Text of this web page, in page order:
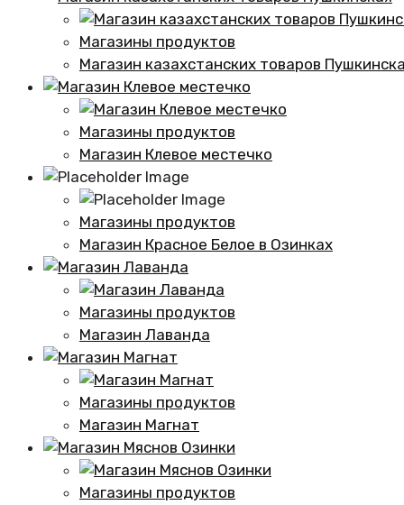
Магазины продуктов
Магазин казахстанских товаров
Магазины продуктов
Магазин Клевое местечко
Магазины продуктов
Магазин Красное Белое в Озинках
Магазины продуктов
Магазин Лаванда
Магазины продуктов
Магазин Магнат
Магазины продуктов